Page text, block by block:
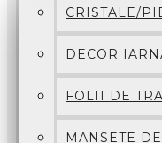
CRISTALE/
DECOR
FOLII DE
MANSETE